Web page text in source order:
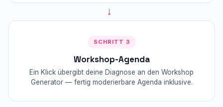
→
SCHRITT 3
Workshop-Agenda
Ein Klick übergibt deine Diagnose an den Workshop
Generator — fertig moderierbare Agenda inklusive.